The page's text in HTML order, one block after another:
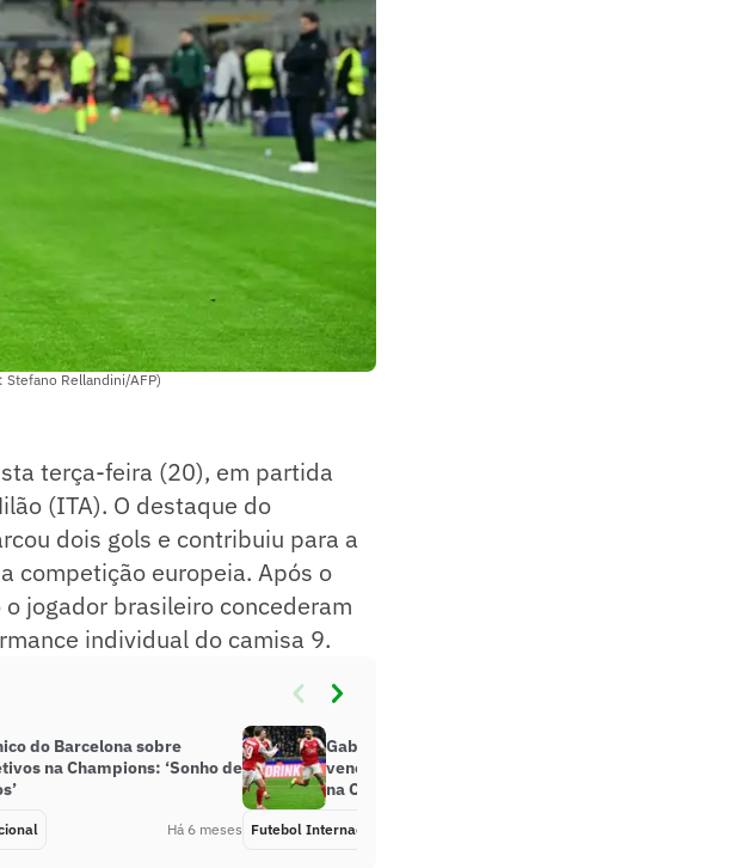
Stefano Rellandini/AFP)
terça-feira (20), em partida
(ITA). O destaque do
dois gols e contribuiu para a
competição europeia. Após o
jogador brasileiro concederam
individual do camisa 9.
do Barcelona sobre
na Champions: ‘Sonho de
Há 6 meses
Gabriel Jesus brilha, Arsenal
vence Inter de Milão e se classifica
na Champions
Futebol Internacional